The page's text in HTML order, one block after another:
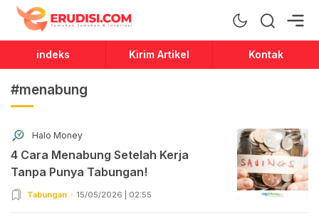
Erudisi
Temukan Jawaban dan Inspirasi
indeks Kirim Artikel Kontak
#menabung
Halo Money
4 Cara Menabung Setelah Kerja
Tanpa Punya Tabungan!
Tabungan 15/05/2026 | 02:55